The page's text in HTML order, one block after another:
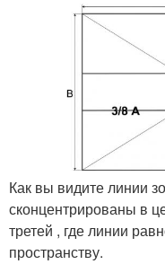
Как вы видите линии
сконцентрированы в
третей , где линии
пространству.